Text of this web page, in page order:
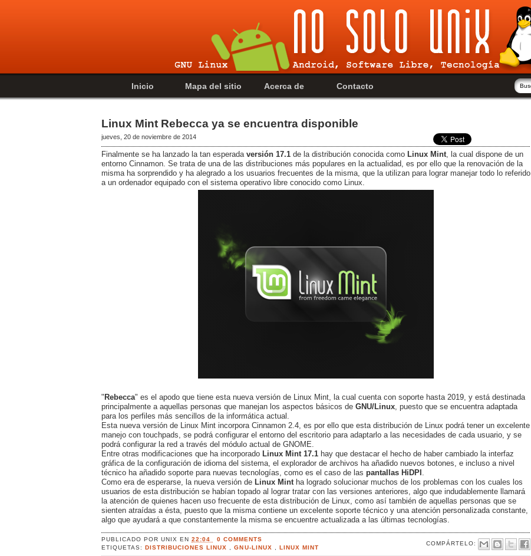
Inicio Mapa del sitio Acerca de Contacto
Linux Mint Rebecca ya se encuentra disponible
jueves, 20 de noviembre de 2014
Finalmente se ha lanzado la tan esperada versión 17.1 de la distribución conocida como Linux Mint , la cual dispone de un
entorno Cinnamon. Se trata de una de las distribuciones más populares en la actualidad, es por ello que la renovación de la
misma ha sorprendido y ha alegrado a los usuarios frecuentes de la misma, que la utilizan para lograr manejar todo lo referido
a un ordenador equipado con el sistema operativo libre conocido como Linux.
"Rebecca" es el apodo que tiene esta nueva versión de Linux Mint, la cual cuenta con soporte hasta 2019, y está destinada
principalmente a aquellas personas que manejan los aspectos básicos de GNU/Linux , puesto que se encuentra adaptada
para los perfiles más sencillos de la informática actual.
Esta nueva versión de Linux Mint incorpora Cinnamon 2.4, es por ello que esta distribución de Linux podrá tener un excelente
manejo con touchpads, se podrá configurar el entorno del escritorio para adaptarlo a las necesidades de cada usuario, y se
podrá configurar la red a través del módulo actual de GNOME.
Entre otras modificaciones que ha incorporado Linux Mint 17.1 hay que destacar el hecho de haber cambiado la interfaz
gráfica de la configuración de idioma del sistema, el explorador de archivos ha añadido nuevos botones, e incluso a nivel
técnico ha añadido soporte para nuevas tecnologías, como es el caso de las pantallas HiDPI
Como era de esperarse, la nueva versión de Linux Mint ha logrado solucionar muchos de los problemas con los cuales los
usuarios de esta distribución se habían topado al lograr tratar con las versiones anteriores, algo que indudablemente llamará
la atención de quienes hacen uso frecuente de esta distribución de Linux, como así también de aquellas personas que se
sienten atraídas a ésta, puesto que la misma contiene un excelente soporte técnico y una atención personalizada constante,
algo que ayudará a que constantemente la misma se encuentre actualizada a las últimas tecnologías.
PUBLICADO PORUNIXEN22:04 0 COMMENTS
COMPÁRTELO:
ETIQUETAS:DISTRIBUCIONES LINUX ,GNU-LINUX LINUX MINT